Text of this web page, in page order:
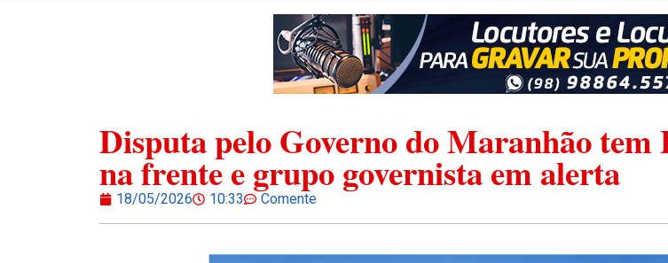
Disputa pelo Governo do Maranhão tem
na frente e grupo governista em alerta
18/05/2026 10:33 Comente